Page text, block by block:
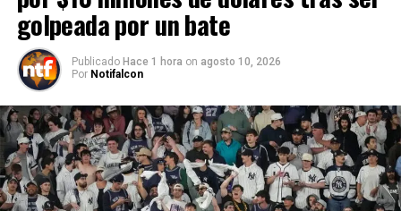
golpeada por un bate
Publicado Hace 1 hora on agosto 10, 2026
Por Notifalcon